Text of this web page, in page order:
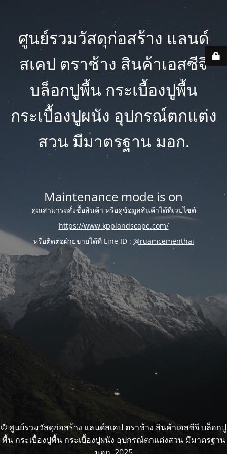
ศูนย์รวมวัสดุก่อสร้าง แลนด์
สเคป ตราช้าง สินค้าเอสซีจี
บล็อกปูพื้น กระเบื้องปูพื้น
กระเบื้องปูผนัง อุปกรณ์ตกแต่ง
สวน มีมาตรฐาน มอก.
Maintenance mode is on
คุณสามารถสั่งซื้อสินค้า หรือดูข้อมูลสินค้าได้ที่เวปไซต์
https://www.kpplandscape.com/
หรือติดต่อฝ่ายขายได้ที่ Line ID : @ruamcementhai
© ศูนย์รวมวัสดุก่อสร้าง แลนด์สเคป ตราช้าง สินค้าเอสซีจี บล็อกปู
พื้น กระเบื้องปูพื้น กระเบื้องปูผนัง อุปกรณ์ตกแต่งสวน มีมาตรฐาน